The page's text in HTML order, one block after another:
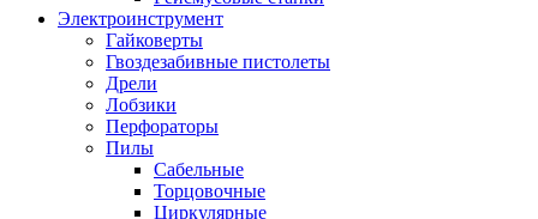
Электроинструмент
Гайковерты
Гвоздезабивные пистолеты
Дрели
Лобзики
Перфораторы
Пилы
Сабельные
Торцовочные
Циркулярные